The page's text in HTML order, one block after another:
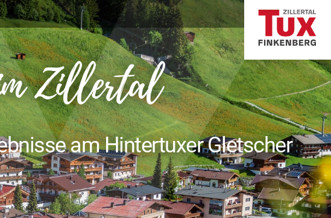
Zillertal
am Hintertuxer Gletscher